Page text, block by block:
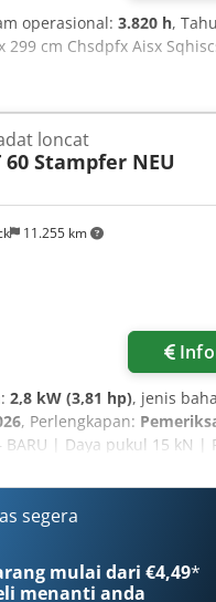
operasional: 3.820 h,
299 cm Chsdpfx Aisx
11.255 km
loncat
60 Stampfer NEU
2,8 kW (3,81 hp), jenis
, Perlengkapan:
BARU | Daya pukul 15 kN |
Nomor artikel:
58 kg Daya pukul: 15
2,8 kW Bahan bakar:
ringkas untuk
harian di lokasi
– andal & mudah
segera
mulai dari €4,49*
menanti anda